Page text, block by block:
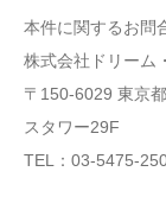
本件に関するお問
株式会社ドリーム
〒150-6029 東京
スタワー29F
TEL：03-5475-